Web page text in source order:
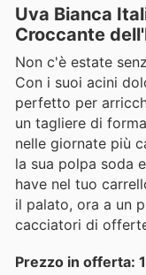
Uva Bianca
Croccante
Non c'è estate
Con i suoi acini
perfetto per
un tagliere di
nelle giornate più
la sua polpa soda
have nel tuo
il palato, ora a un
cacciatori di
Prezzo in offerta: